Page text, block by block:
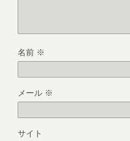
名前 ※
メール ※
サイト